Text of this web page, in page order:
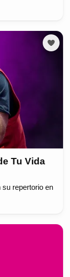
Tu Vida
repertorio en